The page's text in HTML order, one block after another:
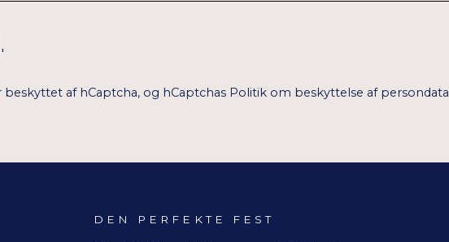
'
beskyttet af hCaptcha, og hCaptchas Politik om beskyttelse af persondata
DEN PERFEKTE FEST